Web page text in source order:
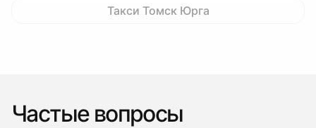
Такси Томск Юрга
Частые вопросы